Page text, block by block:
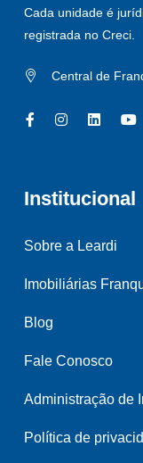
Cada unidade é
registrada no Creci.
Central de
Institucional
Sobre a Leardi
Imobiliárias
Blog
Fale Conosco
Administração de
Política de